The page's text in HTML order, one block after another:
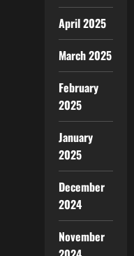
April 2025
March 2025
February
2025
January
2025
December
2024
November